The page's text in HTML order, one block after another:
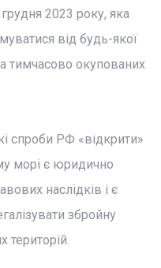
2023 року, яка
від будь-якої
тимчасово окупованих
спроби РФ «відкрити»
морі є юридично
наслідків і є
збройну
територій.